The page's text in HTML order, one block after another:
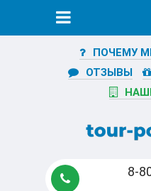
ПОЧЕМУ
ОТЗЫВЫ
8-